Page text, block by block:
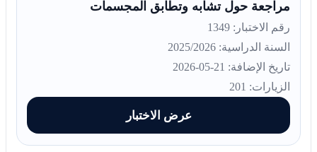
مراجعة حول تشابه وتطابق المجسمات
رقم الاختبار: 1349
السنة الدراسية: 2025/2026
تاريخ الإضافة: 21-05-2026
الزيارات: 201
عرض الاختبار